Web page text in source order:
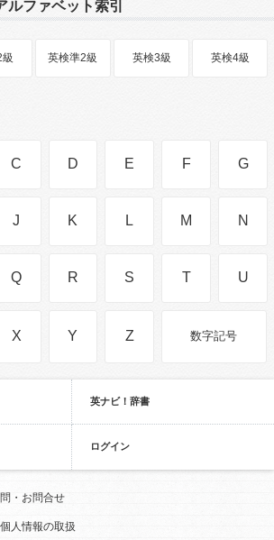
ルファベット索引
級 英検準2級 英検3級 英検4級
C D E F G
J K L M N
Q R S T U
X Y Z 数字記号
英ナビ！辞書
ログイン
・お問合せ
人情報の取扱